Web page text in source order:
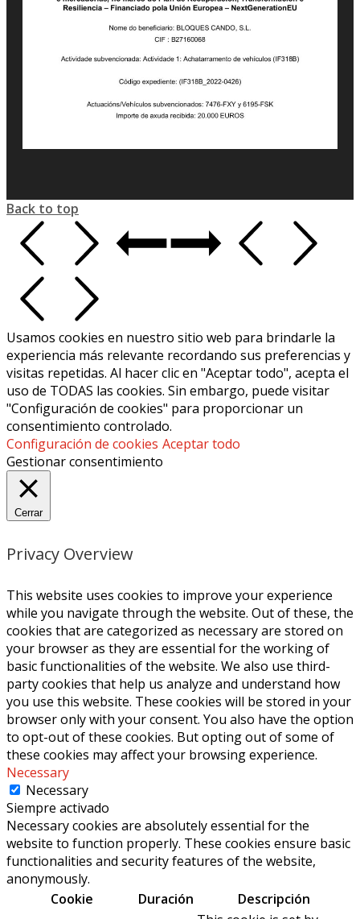
Back to top
Usamos cookies en nuestro sitio web para brindarle la
experiencia más relevante recordando sus preferencias y
visitas repetidas. Al hacer clic en "Aceptar todo", acepta el
uso de TODAS las cookies. Sin embargo, puede visitar
"Configuración de cookies" para proporcionar un
consentimiento controlado.
Configuración de cookies Aceptar todo
Gestionar consentimiento
Cerrar
Privacy Overview
This website uses cookies to improve your experience
while you navigate through the website. Out of these, the
cookies that are categorized as necessary are stored on
your browser as they are essential for the working of
basic functionalities of the website. We also use third-
party cookies that help us analyze and understand how
you use this website. These cookies will be stored in your
browser only with your consent. You also have the option
to opt-out of these cookies. But opting out of some of
these cookies may affect your browsing experience.
Necessary
Necessary
Siempre activado
Necessary cookies are absolutely essential for the
website to function properly. These cookies ensure basic
functionalities and security features of the website,
anonymously.
Cookie
Duración
Descripción